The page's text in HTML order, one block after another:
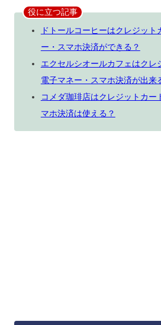
役に立つ記事
ドトールコーヒーはクレジット
ー・スマホ決済ができる？
エクセルシオールカフェはクレ
電子マネー・スマホ決済が出来
コメダ珈琲店はクレジットカー
マホ決済は使える？